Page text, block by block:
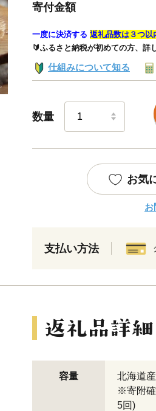
寄付金額
一度に決済する 返礼品数は３つ以
🔰ふるさと納税が初めての方、詳
仕組みについて知る
数量
お気
お
支払い方法
容量
北海道
※寄附確
5回)